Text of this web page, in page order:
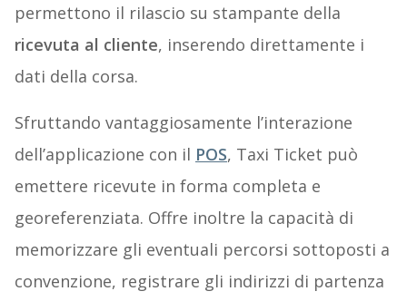
permettono il rilascio su stampante della
ricevuta al cliente, inserendo direttamente i
dati della corsa.
Sfruttando vantaggiosamente l’interazione
dell’applicazione con il POS, Taxi Ticket può
emettere ricevute in forma completa e
georeferenziata. Offre inoltre la capacità di
memorizzare gli eventuali percorsi sottoposti a
convenzione, registrare gli indirizzi di partenza